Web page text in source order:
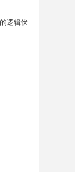
的逻辑伏